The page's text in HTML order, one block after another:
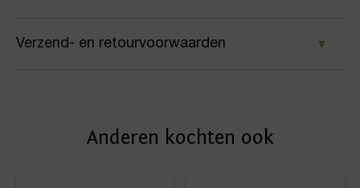
Kleur
Verzend- en retourvoorwaarden
afleveradres. Voor geplaatste bestellingen geldt bij
Anderen kochten ook